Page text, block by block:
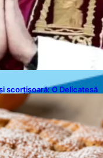
scorțișoară: O Delicatesă
Maicii Domnului